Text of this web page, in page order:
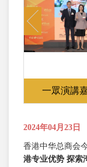
一眾演講
Previous
2024年04月23日
香港中华总商会
港专业优势 探索